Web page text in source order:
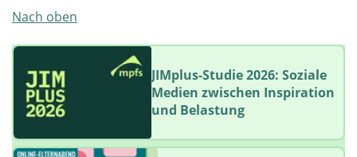
Nach oben
JIMplus-Studie 2026: Soziale
Medien zwischen Inspiration
und Belastung